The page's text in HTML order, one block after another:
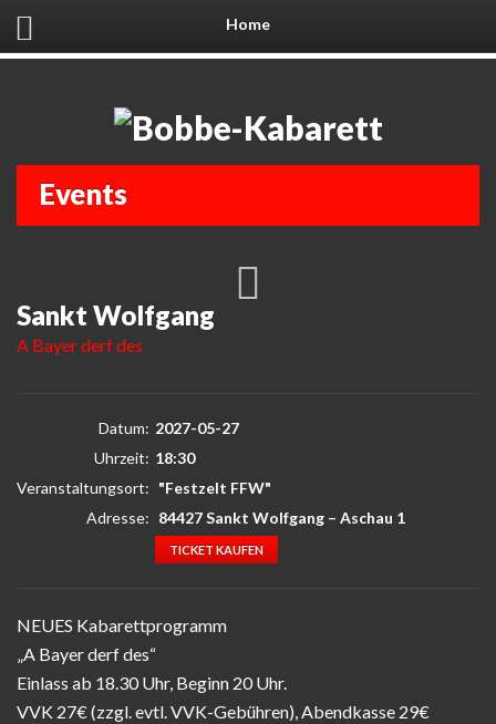
Home
Events
Sankt Wolfgang
A Bayer derf des
Datum: 2027-05-27
Uhrzeit: 18:30
Veranstaltungsort: "Festzelt FFW"
Adresse: 84427 Sankt Wolfgang – Aschau 1
TICKET KAUFEN
NEUES Kabarettprogramm
„A Bayer derf des“
Einlass ab 18.30 Uhr, Beginn 20 Uhr.
VVK 27€ (zzgl. evtl. VVK-Gebühren), Abendkasse 29€